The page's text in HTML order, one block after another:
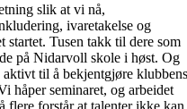
slik at vi nå,
ivaretakelse og
startet. Tusen takk til dere som
på Nidarvoll skole i høst. Og
til å bekjentgjøre klubbens
håper seminaret, og arbeidet
flere forstår at talenter ikke kan